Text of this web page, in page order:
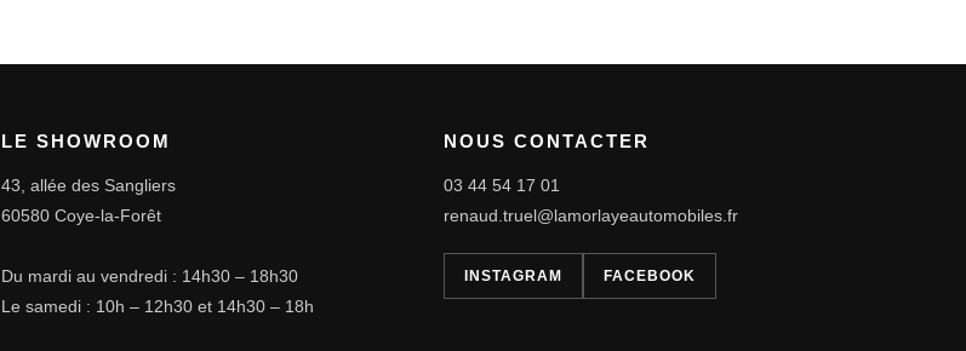
LE SHOWROOM
43, allée des Sangliers
60580 Coye-la-Forêt
Du mardi au vendredi : 14h30 – 18h30
Le samedi : 10h – 12h30 et 14h30 – 18h
NOUS CONTACTER
03 44 54 17 01
renaud.truel@lamorlayeautomobiles.fr
INSTAGRAM FACEBOOK